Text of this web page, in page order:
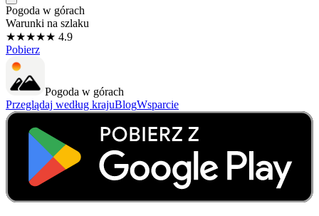
Pogoda w górach
Warunki na szlaku
★★★★★ 4.9
Pobierz
Pogoda w górach
Przeglądaj według krajuBlogWsparcie